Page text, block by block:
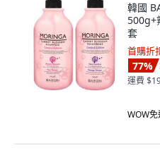
韓國
500g+
套
首購折
77%
運費
WOW免